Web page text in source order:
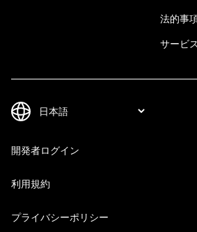
法的事
サービ
開発者ログイン
利用規約
プライバシーポリシー